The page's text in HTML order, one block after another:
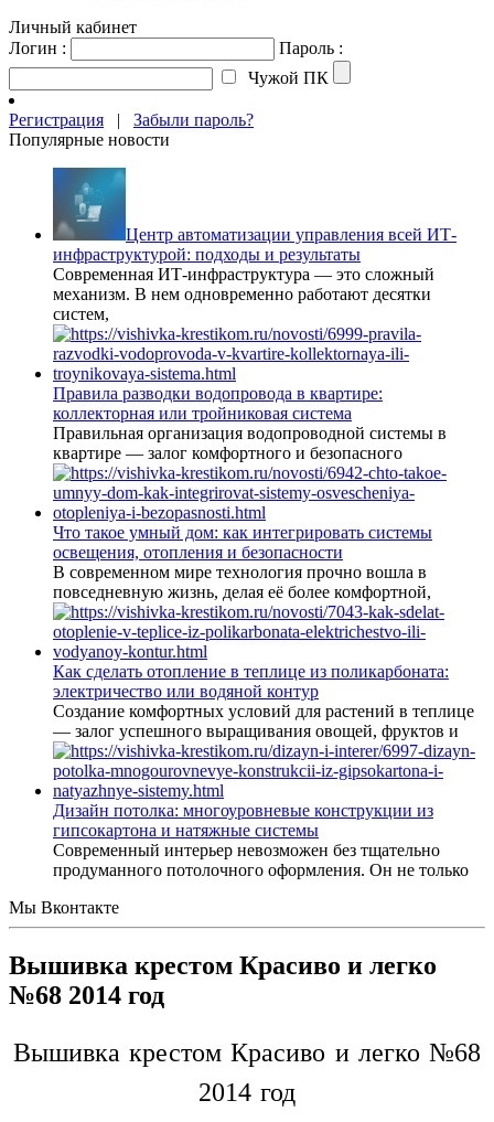
Личный кабинет
Логин :
Пароль :
Чужой ПК
Регистрация | Забыли пароль?
Популярные новости
Центр автоматизации управления всей ИТ-
инфраструктурой: подходы и результаты
Современная ИТ-инфраструктура — это сложный
механизм. В нем одновременно работают десятки
систем,
Правила разводки водопровода в квартире:
коллекторная или тройниковая система
Правильная организация водопроводной системы в
квартире — залог комфортного и безопасного
Что такое умный дом: как интегрировать системы
освещения, отопления и безопасности
В современном мире технология прочно вошла в
повседневную жизнь, делая её более комфортной,
Как сделать отопление в теплице из поликарбоната:
электричество или водяной контур
Создание комфортных условий для растений в теплице
— залог успешного выращивания овощей, фруктов и
Дизайн потолка: многоуровневые конструкции из
гипсокартона и натяжные системы
Современный интерьер невозможен без тщательно
продуманного потолочного оформления. Он не только
Мы Вконтакте
Вышивка крестом Красиво и легко
№68 2014 год
Вышивка крестом Красиво и легко №68
2014 год